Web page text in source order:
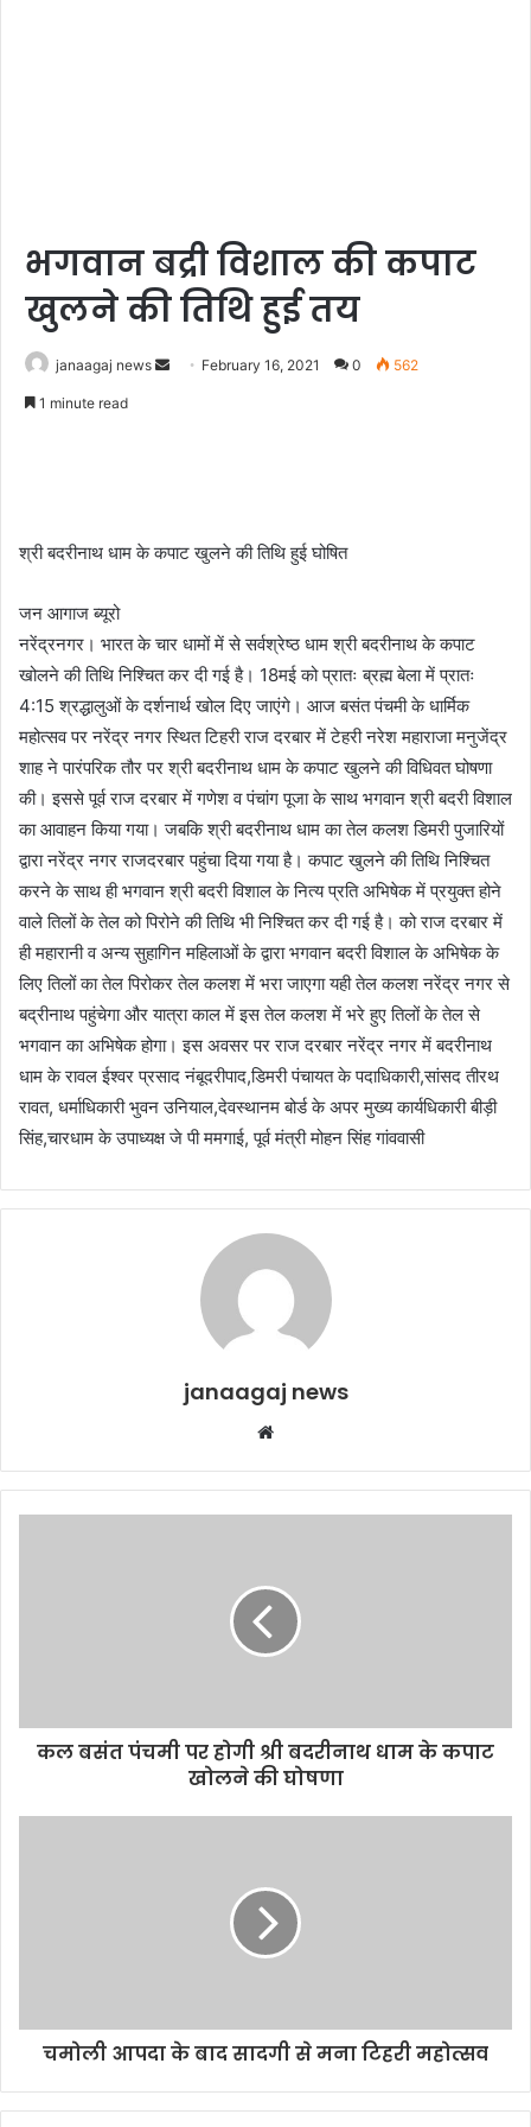
भगवान बद्री विशाल की कपाट
खुलने की तिथि हुई तय
janaagaj news
Send February 16, 2021 0 562
1 minute read
श्री बदरीनाथ धाम के कपाट खुलने की तिथि हुई घोषित
जन आगाज ब्यूरो
नरेंद्रनगर। भारत के चार धामों में से सर्वश्रेष्ठ धाम श्री बदरीनाथ के कपाट
खोलने की तिथि निश्चित कर दी गई है। 18मई को प्रातः ब्रह्म बेला में प्रातः
4:15 श्रद्धालुओं के दर्शनार्थ खोल दिए जाएंगे। आज बसंत पंचमी के धार्मिक
महोत्सव पर नरेंद्र नगर स्थित टिहरी राज दरबार में टेहरी नरेश महाराजा मनुजेंद्र
शाह ने पारंपरिक तौर पर श्री बदरीनाथ धाम के कपाट खुलने की विधिवत घोषणा
की। इससे पूर्व राज दरबार में गणेश व पंचांग पूजा के साथ भगवान श्री बदरी विशाल
का आवाहन किया गया। जबकि श्री बदरीनाथ धाम का तेल कलश डिमरी पुजारियों
द्वारा नरेंद्र नगर राजदरबार पहुंचा दिया गया है। कपाट खुलने की तिथि निश्चित
करने के साथ ही भगवान श्री बदरी विशाल के नित्य प्रति अभिषेक में प्रयुक्त होने
वाले तिलों के तेल को पिरोने की तिथि भी निश्चित कर दी गई है। को राज दरबार में
ही महारानी व अन्य सुहागिन महिलाओं के द्वारा भगवान बदरी विशाल के अभिषेक के
लिए तिलों का तेल पिरोकर तेल कलश में भरा जाएगा यही तेल कलश नरेंद्र नगर से
बद्रीनाथ पहुंचेगा और यात्रा काल में इस तेल कलश में भरे हुए तिलों के तेल से
भगवान का अभिषेक होगा। इस अवसर पर राज दरबार नरेंद्र नगर में बदरीनाथ
धाम के रावल ईश्वर प्रसाद नंबूदरीपाद,डिमरी पंचायत के पदाधिकारी,सांसद तीरथ
रावत, धर्माधिकारी भुवन उनियाल,देवस्थानम बोर्ड के अपर मुख्य कार्यधिकारी बीड़ी
सिंह,चारधाम के उपाध्यक्ष जे पी ममगाई, पूर्व मंत्री मोहन सिंह गांववासी
janaagaj news
Website
कल बसंत पंचमी पर होगी श्री बदरीनाथ धाम के कपाट
खोलने की घोषणा
चमोली आपदा के बाद सादगी से मना टिहरी महोत्सव